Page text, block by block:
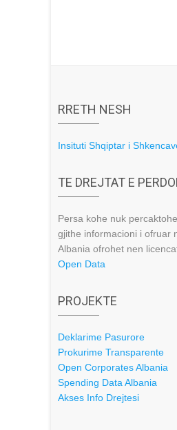
RRETH NESH
Insituti Shqiptar i
TE DREJTAT E
Persa kohe nuk
gjithe informacioni i ofruar
Albania ofrohet nen
Open Data
PROJEKTE
Deklarime Pasurore
Prokurime Transparente
Open Corporates Albania
Spending Data Albania
Akses Info Drejtesi